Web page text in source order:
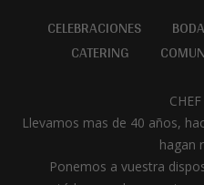
CELEBRACIONES
CATERING
Llevamos mas de 40 años,
hagan
Ponemos a vuestra